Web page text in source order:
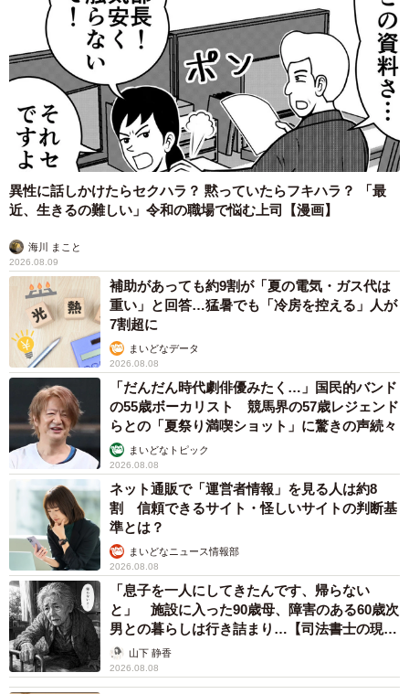
異性に話しかけたらセクハラ？ 黙っていたらフキハラ？ 「最
近、生きるの難しい」令和の職場で悩む上司【漫画】
海川 まこと
2026.08.09
補助があっても約9割が「夏の電気・ガス代は
重い」と回答…猛暑でも「冷房を控える」人が
7割超に
まいどなデータ
2026.08.08
「だんだん時代劇俳優みたく…」国民的バンド
の55歳ボーカリスト 競馬界の57歳レジェンド
らとの「夏祭り満喫ショット」に驚きの声続々
まいどなトピック
2026.08.08
ネット通販で「運営者情報」を見る人は約8
割 信頼できるサイト・怪しいサイトの判断基
準とは？
まいどなニュース情報部
2026.08.08
「息子を一人にしてきたんです、帰らない
と」 施設に入った90歳母、障害のある60歳次
男との暮らしは行き詰まり…【司法書士の現場
から】山下 静香
2026.08.08